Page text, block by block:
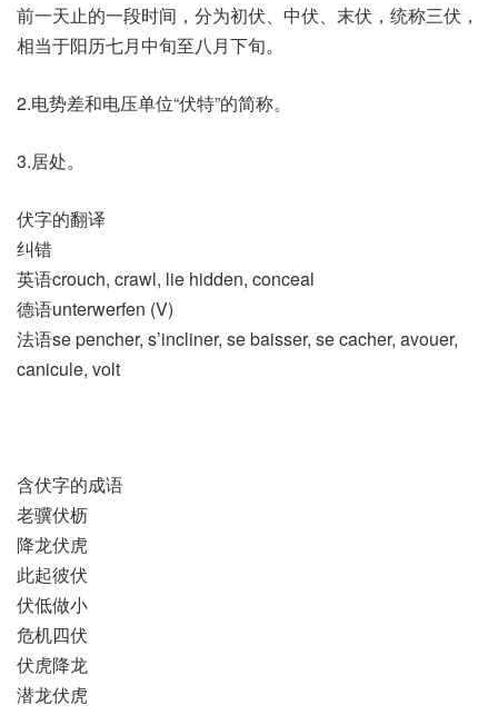
前一天止的一段时间，分为初伏、中伏、末伏，统称三伏，
相当于阳历七月中旬至八月下旬。
2.电势差和电压单位“伏特”的简称。
3.居处。
伏字的翻译
纠错
英语crouch, crawl, lie hidden, conceal
德语unterwerfen (V)
法语se pencher, s’incliner, se baisser, se cacher, avouer,
canicule, volt
含伏字的成语
老骥伏枥
降龙伏虎
此起彼伏
伏低做小
危机四伏
伏虎降龙
潜龙伏虎